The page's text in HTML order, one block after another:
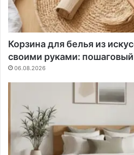
Корзина для белья из
своими руками:
06.08.2026